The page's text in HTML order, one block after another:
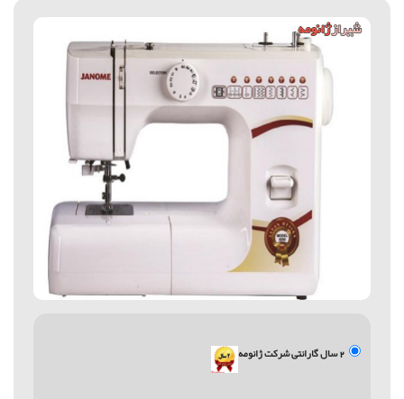
2 سال گارانتی شرکت ژانومه